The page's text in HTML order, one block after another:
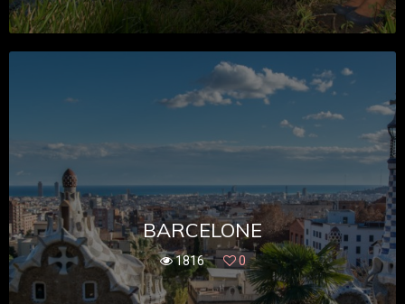
BARCELONE
1816 0